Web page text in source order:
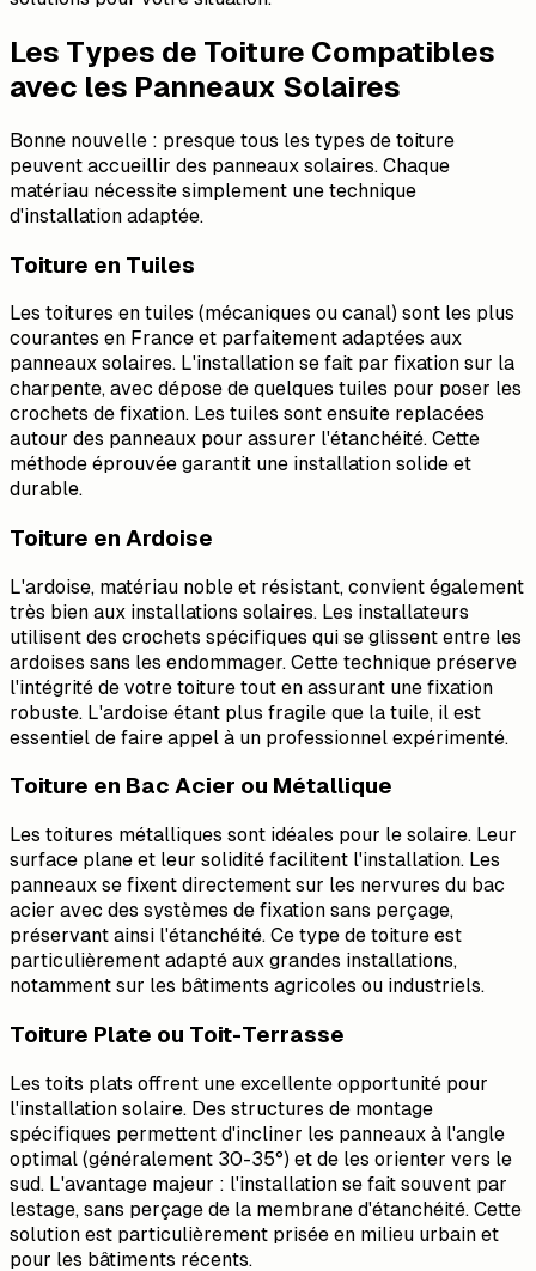
Les Types de Toiture Compatibles
avec les Panneaux Solaires
Bonne nouvelle : presque tous les types de toiture
peuvent accueillir des panneaux solaires. Chaque
matériau nécessite simplement une technique
d'installation adaptée.
Toiture en Tuiles
Les toitures en tuiles (mécaniques ou canal) sont les plus
courantes en France et parfaitement adaptées aux
panneaux solaires. L'installation se fait par fixation sur la
charpente, avec dépose de quelques tuiles pour poser les
crochets de fixation. Les tuiles sont ensuite replacées
autour des panneaux pour assurer l'étanchéité. Cette
méthode éprouvée garantit une installation solide et
durable.
Toiture en Ardoise
L'ardoise, matériau noble et résistant, convient également
très bien aux installations solaires. Les installateurs
utilisent des crochets spécifiques qui se glissent entre les
ardoises sans les endommager. Cette technique préserve
l'intégrité de votre toiture tout en assurant une fixation
robuste. L'ardoise étant plus fragile que la tuile, il est
essentiel de faire appel à un professionnel expérimenté.
Toiture en Bac Acier ou Métallique
Les toitures métalliques sont idéales pour le solaire. Leur
surface plane et leur solidité facilitent l'installation. Les
panneaux se fixent directement sur les nervures du bac
acier avec des systèmes de fixation sans perçage,
préservant ainsi l'étanchéité. Ce type de toiture est
particulièrement adapté aux grandes installations,
notamment sur les bâtiments agricoles ou industriels.
Toiture Plate ou Toit-Terrasse
Les toits plats offrent une excellente opportunité pour
l'installation solaire. Des structures de montage
spécifiques permettent d'incliner les panneaux à l'angle
optimal (généralement 30-35°) et de les orienter vers le
sud. L'avantage majeur : l'installation se fait souvent par
lestage, sans perçage de la membrane d'étanchéité. Cette
solution est particulièrement prisée en milieu urbain et
pour les bâtiments récents.